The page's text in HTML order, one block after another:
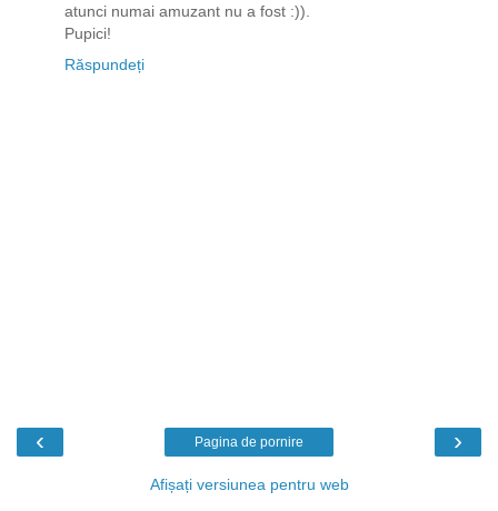
atunci numai amuzant nu a fost :)).
Pupici!
Răspundeți
‹ ›
Pagina de pornire
Afișați versiunea pentru web